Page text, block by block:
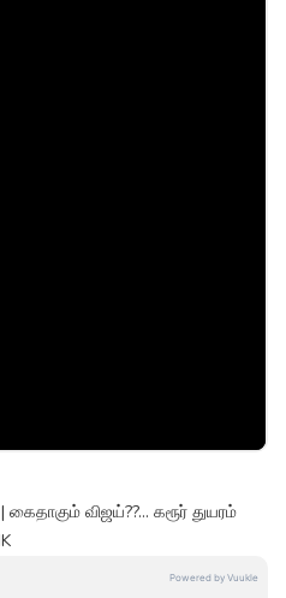
விஜய்??... கரூர் துயரம்